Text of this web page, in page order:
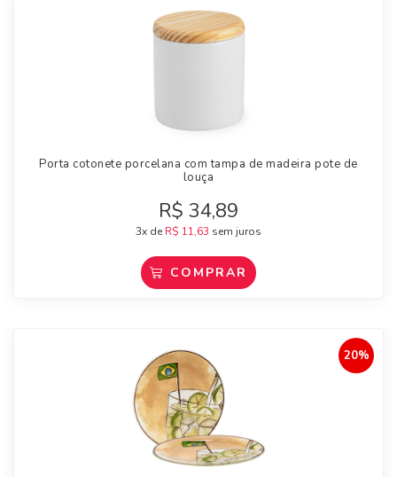
Porta cotonete porcelana com tampa de madeira pote de
louça
R$ 34,89
3x de R$ 11,63 sem juros
COMPRAR
20%